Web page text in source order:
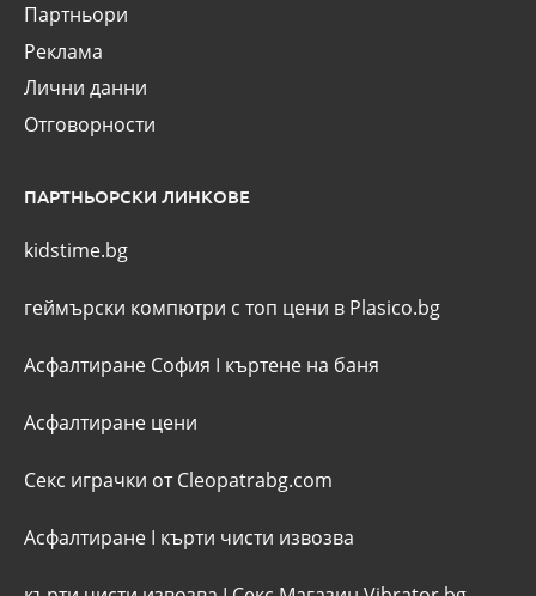
Партньори
Реклама
Лични данни
Отговорности
ПАРТНЬОРСКИ ЛИНКОВЕ
kidstime.bg
геймърски компютри с топ цени в Plasico.bg
Асфалтиране София I къртене на баня
Асфалтиране цени
Секс играчки от Cleopatrabg.com
Асфалтиране I кърти чисти извозва